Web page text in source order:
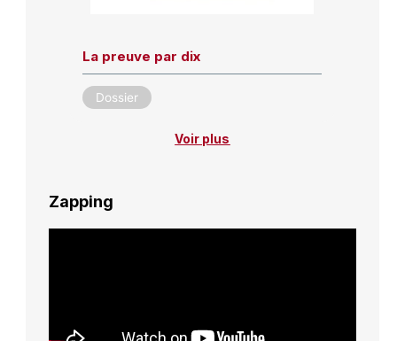
La preuve par dix
Dossier
Voir plus
Zapping